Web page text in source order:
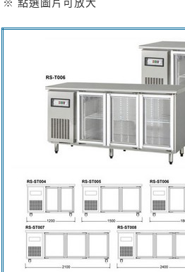
※ 點選圖片可放大